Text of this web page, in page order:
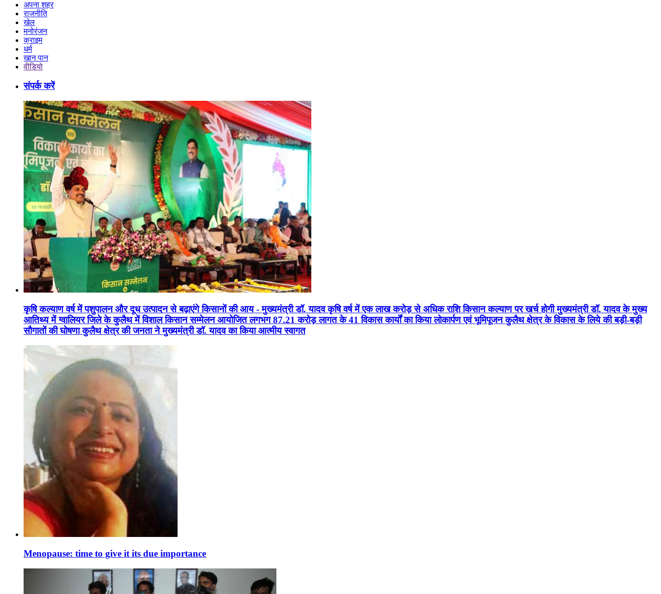
अपना शहर
राजनीति
खेल
मनोरंजन
क्राइम
धर्म
खान पान
वीडियो
संपर्क करें
कृषि कल्याण वर्ष में पशुपालन और दूध उत्पादन से बढ़ाएंगे किसानों की आय - मुख्यमंत्री डॉ. यादव कृषि वर्ष में एक लाख करोड़ से अधिक राशि किसान कल्याण पर खर्च होगी मुख्यमंत्री डॉ. यादव के मुख्य
आतिथ्य में ग्वालियर जिले के कुलैथ में विशाल किसान सम्मेलन आयोजित लगभग 87.21 करोड़ लागत के 41 विकास कार्यों का किया लोकार्पण एवं भूमिपूजन कुलैथ क्षेत्र के विकास के लिये की बड़ी-बड़ी
सौगातों की घोषणा कुलैथ क्षेत्र की जनता ने मुख्यमंत्री डॉ. यादव का किया आत्मीय स्वागत
Menopause: time to give it its due importance